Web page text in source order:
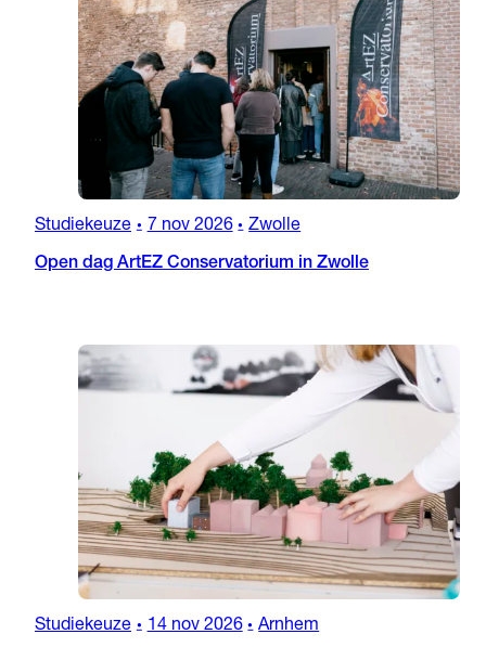
Studiekeuze • 7 nov 2026 • Zwolle
Open dag ArtEZ Conservatorium in Zwolle
Studiekeuze • 14 nov 2026 • Arnhem